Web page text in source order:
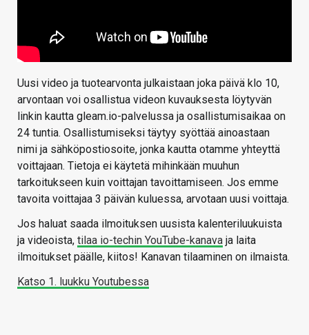
Uusi video ja tuotearvonta julkaistaan joka päivä klo 10,
arvontaan voi osallistua videon kuvauksesta löytyvän
linkin kautta gleam.io-palvelussa ja osallistumisaikaa on
24 tuntia. Osallistumiseksi täytyy syöttää ainoastaan
nimi ja sähköpostiosoite, jonka kautta otamme yhteyttä
voittajaan. Tietoja ei käytetä mihinkään muuhun
tarkoitukseen kuin voittajan tavoittamiseen. Jos emme
tavoita voittajaa 3 päivän kuluessa, arvotaan uusi voittaja.
Jos haluat saada ilmoituksen uusista kalenteriluukuista
ja videoista, tilaa io-techin YouTube-kanava ja laita
ilmoitukset päälle, kiitos! Kanavan tilaaminen on ilmaista.
Katso 1. luukku Youtubessa